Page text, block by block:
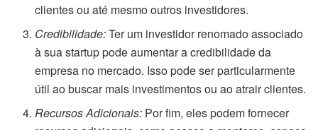
clientes ou até mesmo outros investidores.
Credibilidade:Ter um investidor renomado associado
à sua startup pode aumentar a credibilidade da
empresa no mercado. Isso pode ser particularmente
útil ao buscar mais investimentos ou ao atrair clientes.
Recursos Adicionais: Por fim, eles podem fornecer